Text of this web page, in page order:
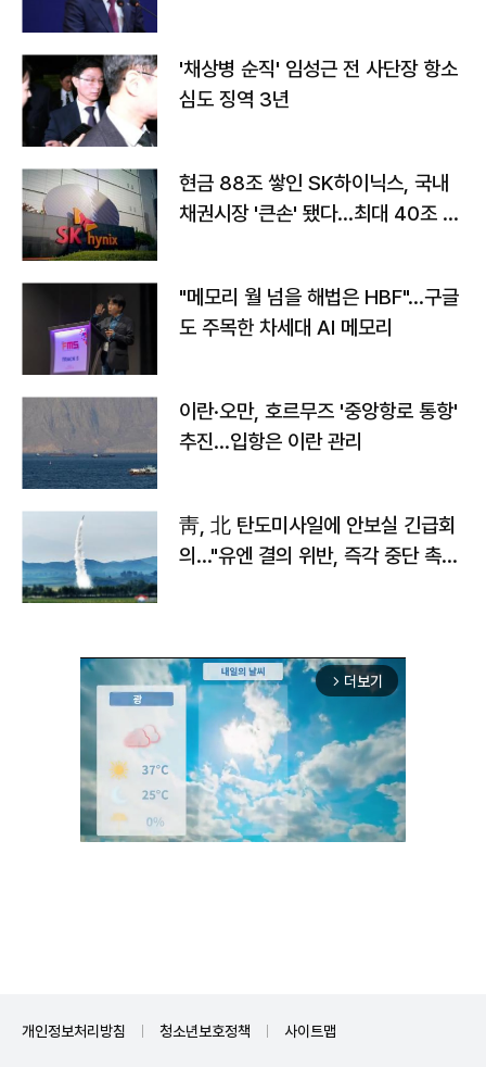
'채상병 순직' 임성근 전 사단장 항소
심도 징역 3년
현금 88조 쌓인 SK하이닉스, 국내
채권시장 '큰손' 됐다…최대 40조 투
"메모리 월 넘을 해법은 HBF"…구글
도 주목한 차세대 AI 메모리
이란·오만, 호르무즈 '중앙항로 통항'
추진…입항은 이란 관리
靑, 北 탄도미사일에 안보실 긴급회
의…"유엔 결의 위반, 즉각 중단 촉
arrow_forward_ios 더보기
개인정보처리방침 청소년보호정책 사이트맵